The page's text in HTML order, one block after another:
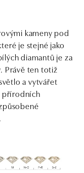
kameny pod
je stejné jako
diamantů je za
Právě ten totiž
a vytvářet
přírodních